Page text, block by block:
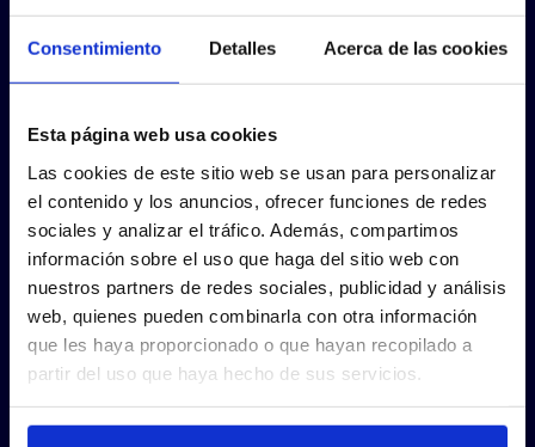
Consentimiento Detalles Acerca de las cookies
Esta página web usa cookies
Las cookies de este sitio web se usan para personalizar
el contenido y los anuncios, ofrecer funciones de redes
sociales y analizar el tráfico. Además, compartimos
información sobre el uso que haga del sitio web con
nuestros partners de redes sociales, publicidad y análisis
web, quienes pueden combinarla con otra información
que les haya proporcionado o que hayan recopilado a
partir del uso que haya hecho de sus servicios.